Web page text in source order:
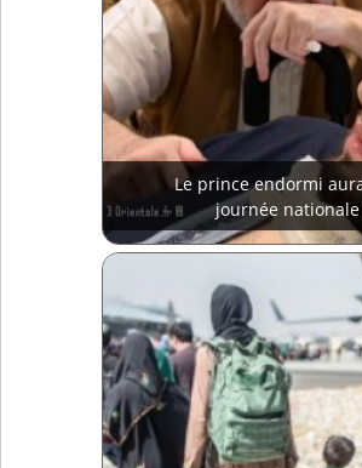
Le prince endormi
journée